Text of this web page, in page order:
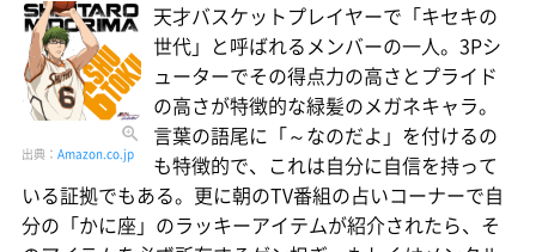
出典： Amazon.co.jp
天才バスケットプレイヤーで「キセキの
世代」と呼ばれるメンバーの一人。3Pシ
ューターでその得点力の高さとプライド
の高さが特徴的な緑髪のメガネキャラ。
言葉の語尾に「～なのだよ」を付けるの
も特徴的で、これは自分に自信を持って
いる証拠でもある。更に朝のTV番組の占いコーナーで自
分の「かに座」のラッキーアイテムが紹介されたら、そ